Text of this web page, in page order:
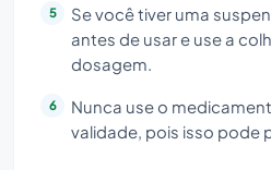
Se você tiver uma
antes de usar e use a
dosagem.
Nunca use o
validade, pois isso pode